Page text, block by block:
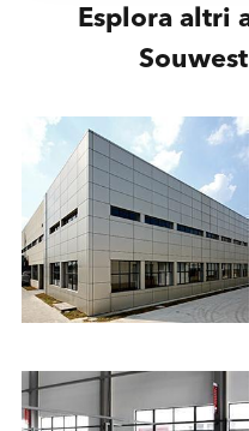
Esplora altri